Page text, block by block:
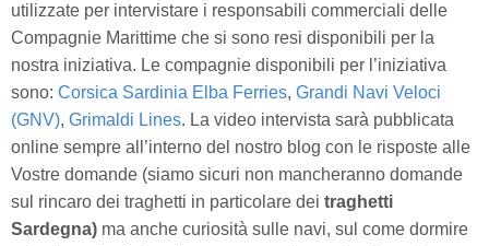
utilizzate per intervistare i responsabili commerciali delle
Compagnie Marittime che si sono resi disponibili per la
nostra iniziativa. Le compagnie disponibili per l’iniziativa
sono: Corsica Sardinia Elba Ferries, Grandi Navi Veloci
(GNV), Grimaldi Lines. La video intervista sarà pubblicata
online sempre all’interno del nostro blog con le risposte alle
Vostre domande (siamo sicuri non mancheranno domande
sul rincaro dei traghetti in particolare dei traghetti
Sardegna) ma anche curiosità sulle navi, sul come dormire